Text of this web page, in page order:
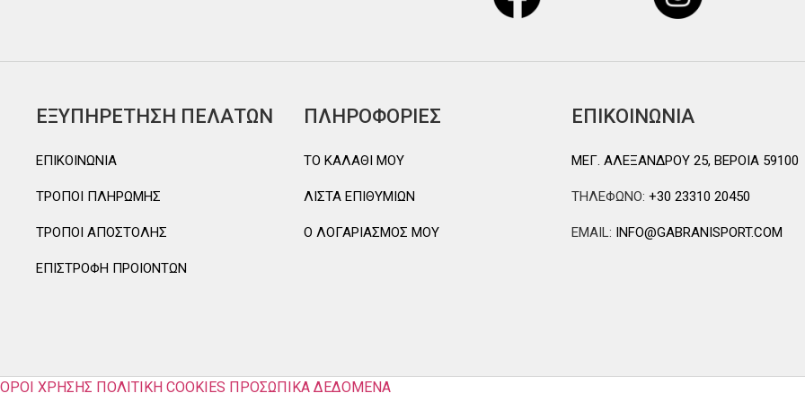
ΕΞΥΠΗΡΕΤΗΣΗ ΠΕΛΑΤΩΝ
ΕΠΙΚΟΙΝΩΝΙΑ
ΤΡΟΠΟΙ ΠΛΗΡΩΜΗΣ
ΤΡΟΠΟΙ ΑΠΟΣΤΟΛΗΣ
ΕΠΙΣΤΡΟΦΗ ΠΡΟΙΟΝΤΩΝ
ΠΛΗΡΟΦΟΡΙΕΣ
TO ΚΑΛΑΘΙ MOY
ΛΙΣΤΑ ΕΠΙΘΥΜΙΩΝ
Ο ΛΟΓΑΡΙΑΣΜΟΣ ΜΟΥ
ΕΠΙΚΟΙΝΩΝΙΑ
ΜΕΓ. ΑΛΕΞΑΝΔΡΟΥ 25, ΒΕΡΟΙΑ 59100
ΤΗΛΕΦΩΝΟ: +30 23310 20450
EMAIL: INFO@GABRANISPORT.COM
ΟΡΟΙ ΧΡΗΣΗΣ ΠΟΛΙΤΙΚΗ COOKIES ΠΡΟΣΩΠΙΚΑ ΔΕΔΟΜΕΝΑ